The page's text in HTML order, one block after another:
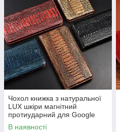
Чохол книжка з натуральної
LUX шкіри магнітний
протиударний для Google
Pixel XL "ZENUS"
В наявності